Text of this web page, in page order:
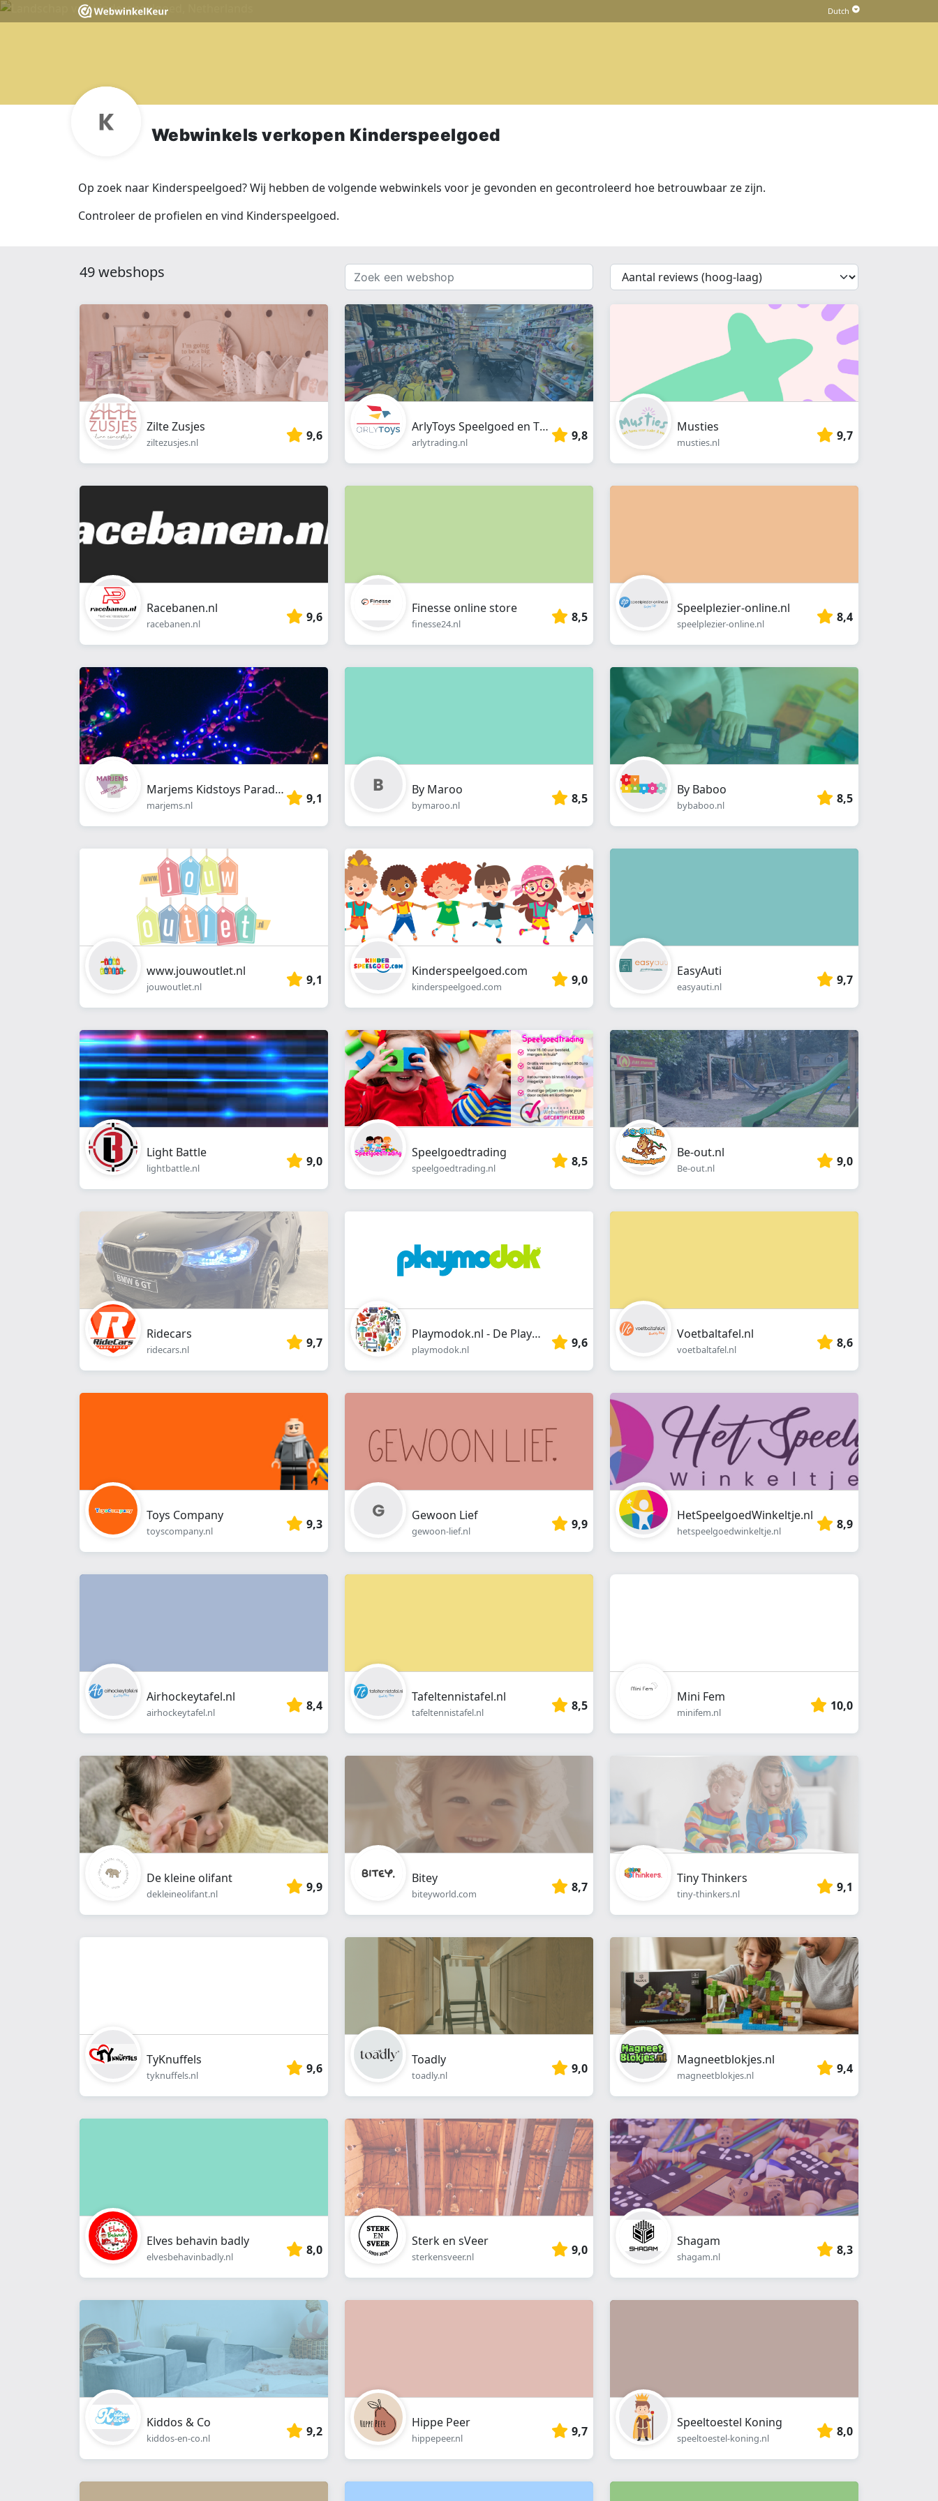
Webwinkels verkopen Kinderspeelgoed
Op zoek naar Kinderspeelgoed? Wij hebben de volgende webwinkels voor je gevonden en gecontroleerd hoe betrouwbaar ze zijn.
Controleer de profielen en vind Kinderspeelgoed.
49 webshops
Zoek
een
webshop
{{
__('Sort')
}}
Zilte Zusjes
ziltezusjes.nl 9,6
ArlyToys Speelgoed en TCG
arlytrading.nl 9,8
Musties
musties.nl 9,7
Racebanen.nl
racebanen.nl 9,6
Finesse online store
finesse24.nl 8,5
Speelplezier-online.nl
speelplezier-online.nl 8,4
Marjems Kidstoys Paradise
marjems.nl 9,1
By Maroo
bymaroo.nl 8,5
By Baboo
bybaboo.nl 8,5
www.jouwoutlet.nl
jouwoutlet.nl 9,1
Kinderspeelgoed.com
kinderspeelgoed.com 9,0
EasyAuti
easyauti.nl 9,7
Light Battle
lightbattle.nl 9,0
Speelgoedtrading
speelgoedtrading.nl 8,5
Be-out.nl
Be-out.nl 9,0
Ridecars
ridecars.nl 9,7
Playmodok.nl - De Playmobil Dokter
playmodok.nl 9,6
Voetbaltafel.nl
voetbaltafel.nl 8,6
Toys Company
toyscompany.nl 9,3
Gewoon Lief
gewoon-lief.nl 9,9
HetSpeelgoedWinkeltje.nl
hetspeelgoedwinkeltje.nl 8,9
Airhockeytafel.nl
airhockeytafel.nl 8,4
Tafeltennistafel.nl
tafeltennistafel.nl 8,5
Mini Fem
minifem.nl 10,0
De kleine olifant
dekleineolifant.nl 9,9
Bitey
biteyworld.com 8,7
Tiny Thinkers
tiny-thinkers.nl 9,1
TyKnuffels
tyknuffels.nl 9,6
Toadly
toadly.nl 9,0
Magneetblokjes.nl
magneetblokjes.nl 9,4
Elves behavin badly
elvesbehavinbadly.nl 8,0
Sterk en sVeer
sterkensveer.nl 9,0
Shagam
shagam.nl 8,3
Kiddos & Co
kiddos-en-co.nl 9,2
Hippe Peer
hippepeer.nl 9,7
Speeltoestel Koning
speeltoestel-koning.nl 8,0